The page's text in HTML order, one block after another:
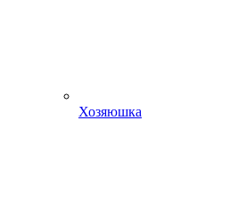
Хозяюшка